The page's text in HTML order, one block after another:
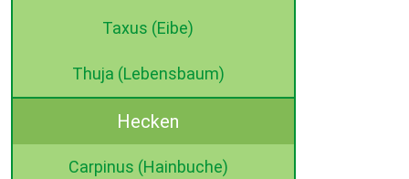
Taxus (Eibe)
Thuja (Lebensbaum)
Hecken
Carpinus (Hainbuche)